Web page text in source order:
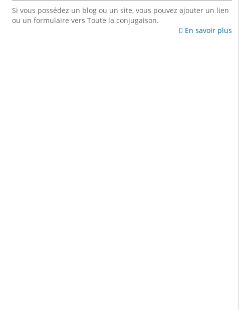
Si vous possédez un blog ou un site, vous pouvez ajouter un lien
ou un formulaire vers Toute la conjugaison.
 En savoir plus